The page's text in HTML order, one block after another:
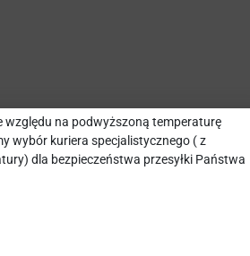
względu na podwyższoną temperaturę
wybór kuriera specjalistycznego ( z
dla bezpieczeństwa przesyłki Państwa